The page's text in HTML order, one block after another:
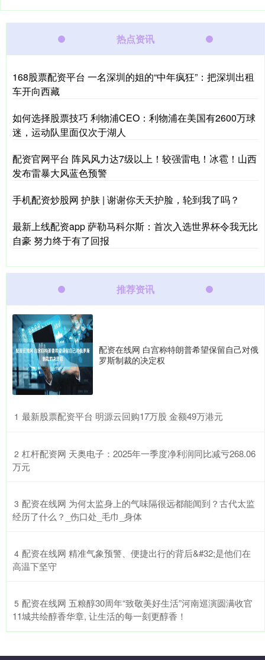
热点资讯
168股票配资平台 一名深圳的姐的“中年疯狂”：把深圳出租
车开向西藏
如何选择股票技巧 利物浦CEO：利物浦在美国有2600万球
迷，运动队里面仅次于湖人
配资官网平台 阵风风力达7级以上！较强雷电！冰雹！山西
发布雷暴大风蓝色预警
手机配资炒股网 护肤 | 谢谢你天天护脸，轮到我了吗？
最新上线配资app 萨勒马科尔斯：首次入选世界杯令我无比
自豪 努力终于有了回报
推荐资讯
配资在线网 白宫称特朗普希望保留自己对俄
罗斯制裁的决定权
1 ​最新股票配资平台 明源云回购17万股 金额49万港元
2 ​杠杆配资网 天奥电子：2025年一季度净利润同比减亏268.06
万元
3 ​配资在线网 为何太监身上的气味隔很远都能闻到？古代太监
经历了什么？_伤口处_毛巾_身体
4 ​配资在线网 精准气象预警、便捷出行的背后&#32;是他们在
高温下坚守
5 ​配资在线网 五粮醇30周年“致敬美好生活”河南巡演圆满收官
11城共绘醇香华章, 让生活的每一刻更醇香！